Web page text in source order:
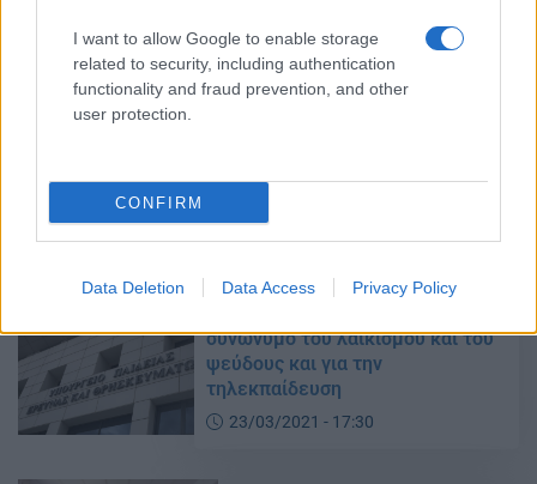
I want to allow Google to enable storage
related to security, including authentication
functionality and fraud prevention, and other
user protection.
CONFIRM
Data Deletion Data Access Privacy Policy
σχολεία
24/03/2021 - 09:15
συνώνυμο του λαϊκισμού και του
ψεύδους και για την
τηλεκπαίδευση
23/03/2021 - 17:30